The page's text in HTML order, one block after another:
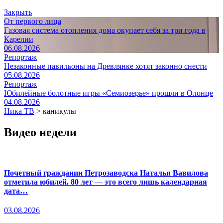
Закрыть
От первого лица
Газовая система отопления дома окупает себя за три года в
Карелии
06.08.2026
Репортаж
Незаконные павильоны на Древлянке хотят законно снести
05.08.2026
Репортаж
Юбилейные болотные игры «Семиозерье» прошли в Олонце
04.08.2026
Ника ТВ > каникулы
Видео недели
Почетный гражданин Петрозаводска Наталья Вавилова
отметила юбилей. 80 лет — это всего лишь календарная
дата…
03.08.2026